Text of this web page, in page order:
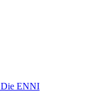
Die ENNI